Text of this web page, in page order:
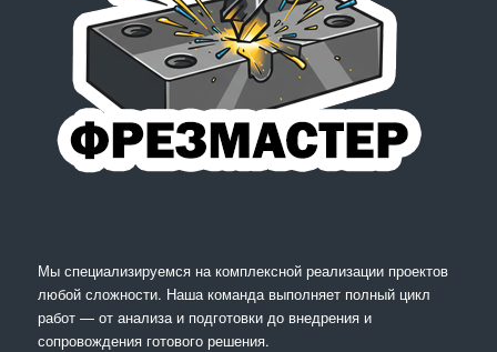
Мы специализируемся на комплексной реализации проектов
любой сложности. Наша команда выполняет полный цикл
работ — от анализа и подготовки до внедрения и
сопровождения готового решения.